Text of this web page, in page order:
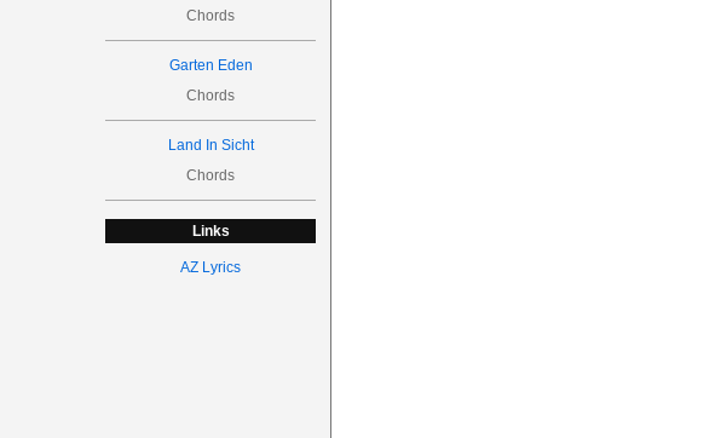
Chords
Garten Eden
Chords
Land In Sicht
Chords
Links
AZ Lyrics